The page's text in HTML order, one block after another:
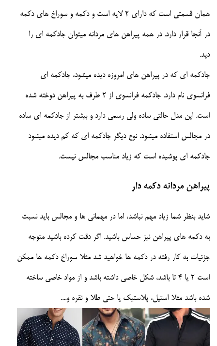
همان قسمتی است که دارای 2 لایه است و دکمه و سوراخ های دکمه
در آنجا قرار دارد. در همه پیراهن های مردانه میتوان جادکمه ای را
دید.
جادکمه ای که در پیراهن های امروزه دیده میشود، جادکمه ای
فرانسوی نام دارد. جادکمه فرانسوی از 2 طرف به پیراهن دوخته شده
است. این مدل حالتی ساده ولی رسمی دارد و بیشتر از جادکمه ای ساده
در مجالس استفاده میشود. نوع دیگر جادکمه ای که کم دیده میشود
جادکمه ای پوشیده است که زیاد مناسب مجالس نیست.
پیراهن مردانه دکمه دار
شاید بنظر شما زیاد مهم نباشد، اما در مهمانی ها و مجالس باید نسبت
به دکمه های پیراهن نیز حساس باشید. اگر دقت کرده باشید متوجه
جزئیات به کار رفته در دکمه ها خواهید شد مثلا سوراخ دکمه ها ممکن
است 2 یا 4 تا باشد، شکل خاصی داشته باشد و از مواد خاصی ساخته
شده باشد مثلا استیل، پلاستیک یا حتی طلا و نقره و....